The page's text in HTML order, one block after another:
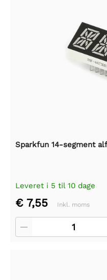
Sparkfun 14-segment
Leveret i 5 til 10 dage
€ 7,55 Inkl. moms